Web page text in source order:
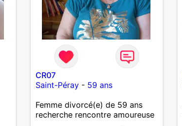
CR07
Saint-Péray- 59 ans
Femme divorcé(e) de 59 ans
recherche rencontre amoureuse